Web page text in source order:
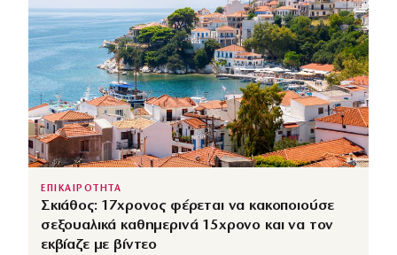
ΕΠΙΚΑΙΡΟΤΗΤΑ
Σκιάθος: 17χρονος φέρεται να κακοποιούσε
σεξουαλικά καθημερινά 15χρονο και να τον
εκβίαζε με βίντεο